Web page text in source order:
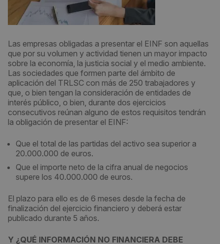
Las empresas obligadas a presentar el EINF son aquellas
que por su volumen y actividad tienen un mayor impacto
sobre la economía, la justicia social y el medio ambiente.
Las sociedades que formen parte del ámbito de
aplicación del TRLSC con más de 250 trabajadores y
que, o bien tengan la consideración de entidades de
interés público, o bien, durante dos ejercicios
consecutivos reúnan alguno de estos requisitos tendrán
la obligación de presentar el EINF:
Que el total de las partidas del activo sea superior a
20.000.000 de euros.
Que el importe neto de la cifra anual de negocios
supere los 40.000.000 de euros.
El plazo para ello es de 6 meses desde la fecha de
finalización del ejercicio financiero y deberá estar
publicado durante 5 años.
Y ¿QUÉ INFORMACIÓN NO FINANCIERA DEBE